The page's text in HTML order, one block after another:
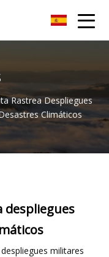
Rastrea Despliegues
Climáticos
despliegues
militares